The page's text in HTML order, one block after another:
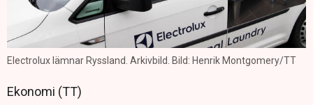
Electrolux lämnar Ryssland. Arkivbild. Bild: Henrik Montgomery/TT
Ekonomi (TT)